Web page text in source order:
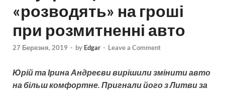
«розводять» на гроші
при розмитненні авто
27 Березня, 2019 - by Edgar - Leave a Comment
Юрій та Ірина Андреєви вирішили змінити авто
на більш комфортне. Пригнали його з Литви за